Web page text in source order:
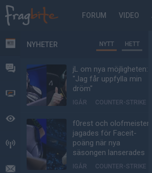
FORUM VIDEO
NYHETER
FORUM
VIDEO
BEVAKAT
HÄNDELSER
MEDDELANDEN
NYHETER NYTT HETT
jL om nya möjligheten:
"Jag får uppfylla min
dröm"
IGÅR COUNTER-STRIKE
f0rest och olofmeister
jagades för Faceit-
poäng när nya
säsongen lanserades
IGÅR COUNTER-STRIKE